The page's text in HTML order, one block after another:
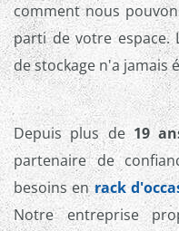
comment nous
parti de votre espace.
de stockage n'a jamais
Depuis plus de 19
partenaire de
besoins enrack
Notre entreprise